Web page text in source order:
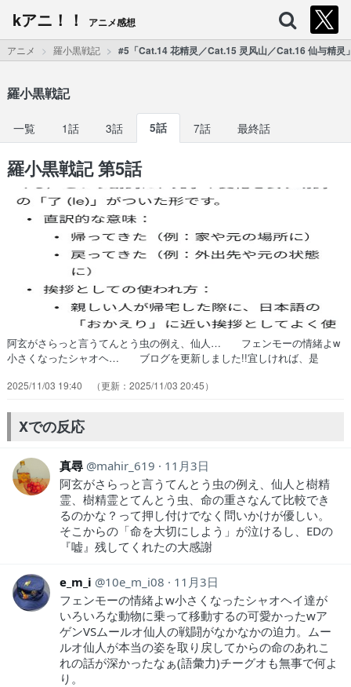
kアニ！！ アニメ感想
アニメ 羅小黒戦記 #5「Cat.14 花精灵／Cat.15 灵风山／Cat.16 仙与精灵
羅小黒戦記
一覧 1話 3話 5話 7話 最終話
羅小黒戦記 第5話
阿玄がさらっと言うてんとう虫の例え、仙人… フェンモーの情緒よw
小さくなったシャオヘ… ブログを更新しました!!宜しければ、是
殺伐としたはじま… 可愛い絵柄だけど、テーマはけっこう重く
的なもの」という価値観は、こ… めちゃ良かった〜小さくなるのはオ
タクの夢… このあたりから本国版で観れなくてまっさら…
2025/11/03 19:40 2025/11/03 20:45
Xでの反応
真尋 mahir_619
11月3日
阿玄がさらっと言うてんとう虫の例え、仙人と樹精
霊、樹精霊とてんとう虫、命の重さなんて比較でき
るのかな？って押し付けでなく問いかけが優しい。
そこからの「命を大切にしよう」が泣けるし、EDの
『嘘』残してくれたの大感謝
e_m_i 10e_m_i08
11月3日
フェンモーの情緒よw小さくなったシャオヘイ達が
いろいろな動物に乗って移動するの可愛かったwア
ゲンVSムールオ仙人の戦闘がなかなかの迫力。ムー
ルオ仙人が本当の姿を取り戻してからの命のあれこ
れの話が深かったなぁ(語彙力)チーグオも無事で何よ
り。